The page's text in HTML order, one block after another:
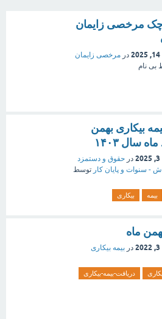
مرخصی زایمان
در مرخصی زایمان
بی نام
بیکاری بهمن
سال ۱۴۰۳
در حقوق و دستمزد
- سنوات و پایان کار توسط
بیمه بیکاری
ماه
در بیمه بیکاری
دریافت-بیمه-بیکاری